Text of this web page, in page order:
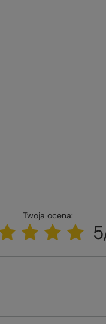
Twoja ocena: